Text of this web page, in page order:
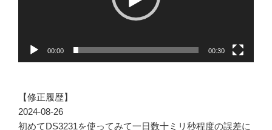
00:00 00:30
【修正履歴】
2024-08-26
初めてDS3231を使ってみて一日数十ミリ秒程度の誤差に